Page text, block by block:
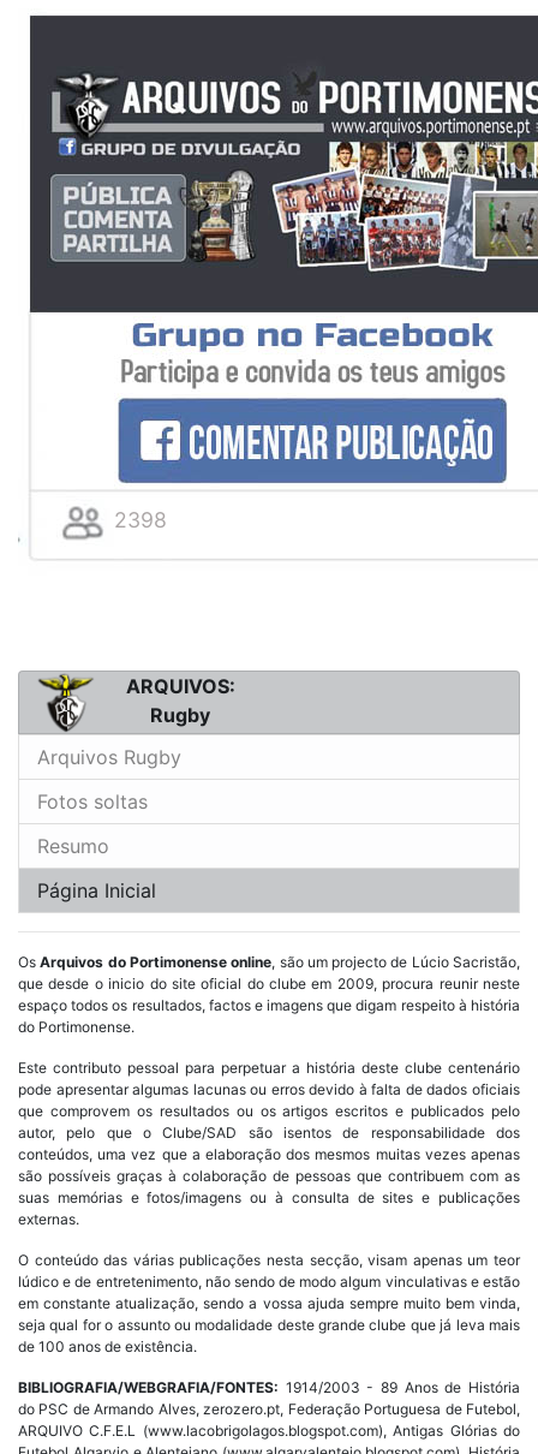
2398
ARQUIVOS:
Rugby
Arquivos Rugby
Fotos soltas
Resumo
Página Inicial
OsArquivos do Portimonense online, são um projecto de Lúcio Sacristão,
que desde o inicio do site oficial do clube em 2009, procura reunir neste
espaço todos os resultados, factos e imagens que digam respeito à história
do Portimonense.
Este contributo pessoal para perpetuar a história deste clube centenário
pode apresentar algumas lacunas ou erros devido à falta de dados oficiais
que comprovem os resultados ou os artigos escritos e publicados pelo
autor, pelo que o Clube/SAD são isentos de responsabilidade dos
conteúdos, uma vez que a elaboração dos mesmos muitas vezes apenas
são possíveis graças à colaboração de pessoas que contribuem com as
suas memórias e fotos/imagens ou à consulta de sites e publicações
externas.
O conteúdo das várias publicações nesta secção, visam apenas um teor
lúdico e de entretenimento, não sendo de modo algum vinculativas e estão
em constante atualização, sendo a vossa ajuda sempre muito bem vinda,
seja qual for o assunto ou modalidade deste grande clube que já leva mais
de 100 anos de existência.
BIBLIOGRAFIA/WEBGRAFIA/FONTES: 1914/2003 - 89 Anos de História
do PSC de Armando Alves, zerozero.pt, Federação Portuguesa de Futebol,
ARQUIVO C.F.E.L (www.lacobrigolagos.blogspot.com), Antigas Glórias do